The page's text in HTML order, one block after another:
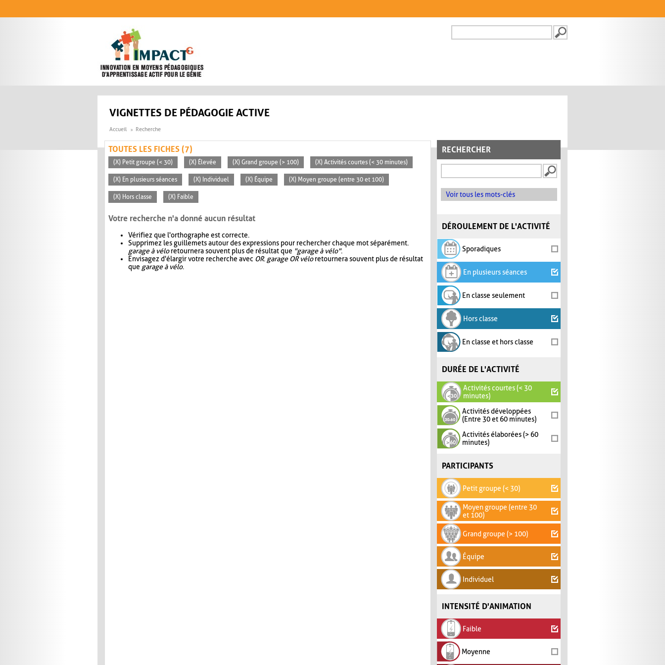
FORMULAIRE DE
VIGNETTES DE PÉDAGOGIE ACTIVE
Accueil Recherche
RECHERCHER
Voir tous les mots-clés
DÉROULEMENT DE L'ACTIVITÉ
Sporadiques
En plusieurs séances
En classe seulement
Hors classe
En classe et hors classe
DURÉE DE L'ACTIVITÉ
Activités courtes (< 30
minutes)
Activités développées
(Entre 30 et 60 minutes)
Activités élaborées (> 60
minutes)
PARTICIPANTS
Petit groupe (< 30)
Moyen groupe (entre 30
et 100)
Grand groupe (> 100)
Équipe
Individuel
INTENSITÉ D'ANIMATION
Faible
Moyenne
TOUTES LES FICHES (7)
(X) Petit groupe (< 30) (X) Élevée (X) Grand groupe (> 100) (X) Activités courtes (< 30 minutes)
(X) En plusieurs séances (X) Individuel (X) Équipe (X) Moyen groupe (entre 30 et 100)
(X) Hors classe (X) Faible
Votre recherche n'a donné aucun résultat
Vérifiez que l'orthographe est correcte.
Supprimez les guillemets autour des expressions pour rechercher chaque mot séparément.
garage à véloretournera souvent plus de résultat que "garage à vélo".
Envisagez d'élargir votre recherche avec OR. garage OR véloretournera souvent plus de résultat
que garage à vélo.